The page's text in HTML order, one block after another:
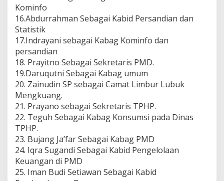
Kominfo
16.Abdurrahman Sebagai Kabid Persandian dan
Statistik
17.Indrayani sebagai Kabag Kominfo dan
persandian
18. Prayitno Sebagai Sekretaris PMD.
19.Daruqutni Sebagai Kabag umum
20. Zainudin SP sebagai Camat Limbur Lubuk
Mengkuang.
21. Prayano sebagai Sekretaris TPHP.
22. Teguh Sebagai Kabag Konsumsi pada Dinas
TPHP.
23. Bujang Ja’far Sebagai Kabag PMD
24. Iqra Sugandi Sebagai Kabid Pengelolaan
Keuangan di PMD
25. Iman Budi Setiawan Sebagai Kabid